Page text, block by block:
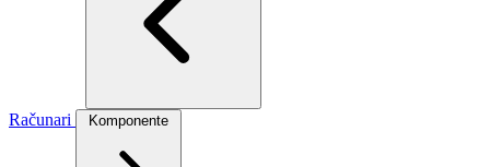
Računari Komponente